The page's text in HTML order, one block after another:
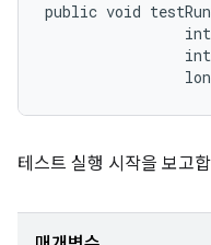
public void
테스트 실행 시작을 보고